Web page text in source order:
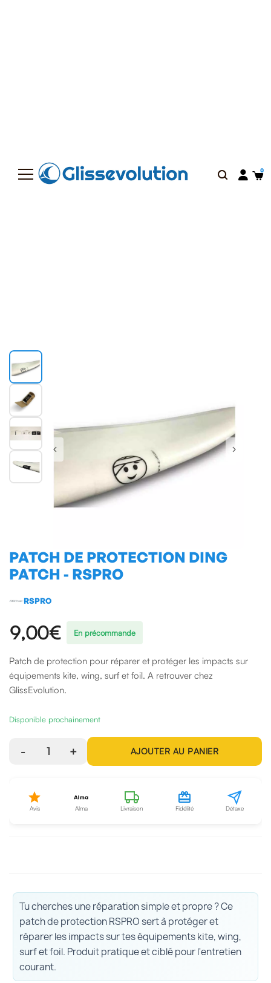
PATCH DE PROTECTION DING
PATCH - RSPRO
RSPRO
9,00€ En précommande
Patch de protection pour réparer et protéger les impacts sur
équipements kite, wing, surf et foil. A retrouver chez
GlissEvolution.
Disponible prochainement
- 1 + AJOUTER AU PANIER
Avis Alma Livraison Fidélité Détaxe
Tu cherches une réparation simple et propre ? Ce
patch de protection RSPRO sert à protéger et
réparer les impacts sur tes équipements kite, wing,
surf et foil. Produit pratique et ciblé pour l'entretien
courant.